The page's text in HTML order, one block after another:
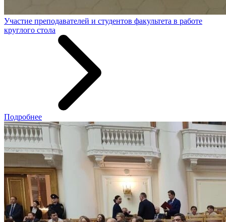
Участие преподавателей и студентов факультета в работе
круглого стола
Подробнее